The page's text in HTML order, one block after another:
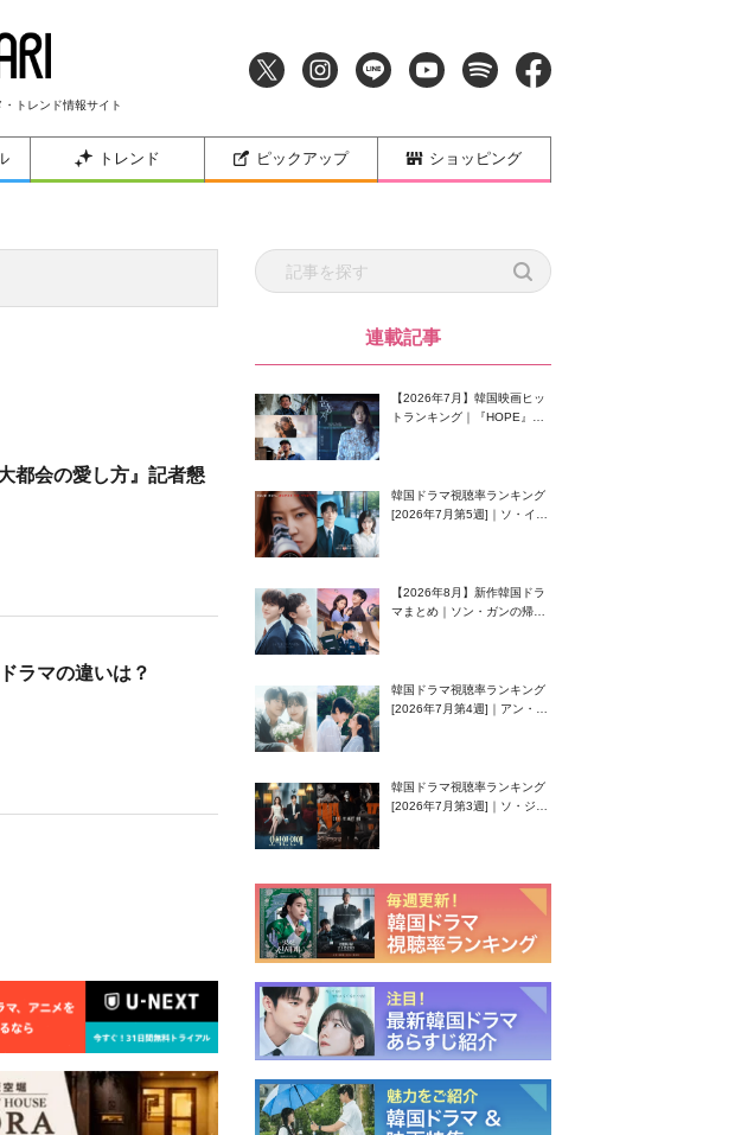
トレンド情報サイト
トレンド ピックアップ ショッピング
都会の愛し方』記者懇
ラマの違いは？
連載記事
【2026年7月】韓国映画ヒッ
トランキング｜『HOPE』が
韓国ドラマ視聴率ランキング
[2026年7月第5週]｜ソ・イン
【2026年8月】新作韓国ドラ
マまとめ｜ソン・ガンの帰
韓国ドラマ視聴率ランキング
[2026年7月第4週]｜アン・ヒ
韓国ドラマ視聴率ランキング
[2026年7月第3週]｜ソ・ジソ